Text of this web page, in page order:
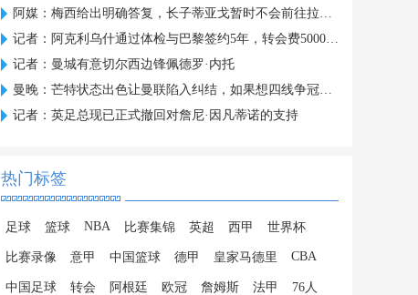
阿媒：梅西给出明确答复，长子蒂亚戈暂时不会前往拉玛西亚青训
记者：阿克利乌什通过体检与巴黎签约5年，转会费5000万欧元
记者：曼城有意切尔西边锋佩德罗·内托
曼晚：芒特状态出色让曼联陷入纠结，如果想四线争冠可能还得买人
记者：英足总现已正式撤回对詹尼·因凡蒂诺的支持
热门标签
足球 篮球 NBA 比赛集锦 英超 西甲 世界杯
比赛录像 意甲 中国篮球 德甲 皇家马德里 CBA
中国足球 转会 阿根廷 欧冠 詹姆斯 法甲 76人